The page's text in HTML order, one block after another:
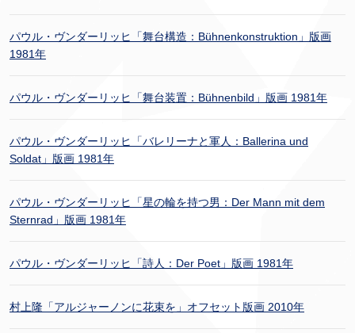
パウル・ヴンダーリッヒ「舞台構造：Bühnenkonstruktion」版画
1981年
パウル・ヴンダーリッヒ「舞台装置：Bühnenbild」版画 1981年
パウル・ヴンダーリッヒ「バレリーナと軍人：Ballerina und
Soldat」版画 1981年
パウル・ヴンダーリッヒ「星の輪を持つ男：Der Mann mit dem
Sternrad」版画 1981年
パウル・ヴンダーリッヒ「詩人：Der Poet」版画 1981年
村上隆「アルジャーノンに花束を」オフセット版画 2010年